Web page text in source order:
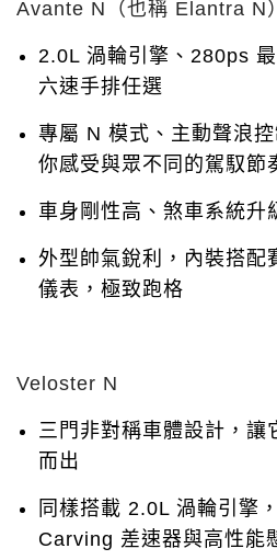
Avante N（也稱 Elantra N）
2.0L 渦輪引擎、280ps
六速手排任選
專屬 N 模式、主動聲浪
你感受與眾不同的駕馭節
車身剛性高、煞車系統升
外型帥氣銳利，內裝搭配
儀表，極致跑格
Veloster N
三門非對稱車體設計，讓
而出
同樣搭載 2.0L 渦輪引擎
Carving 差速器與高性能